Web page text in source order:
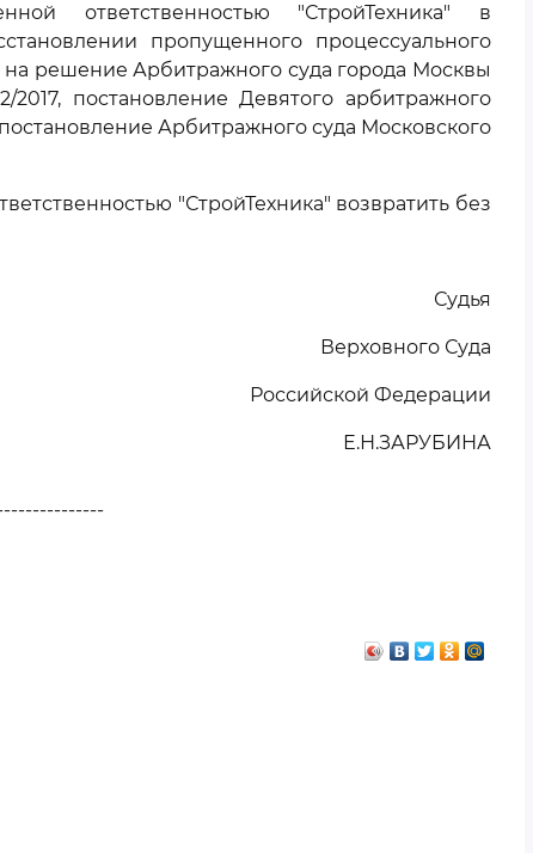
ответственностью "СтройТехника" в
пропущенного процессуального
решение Арбитражного суда города Москвы
постановление Девятого арбитражного
Арбитражного суда Московского
"СтройТехника" возвратить без
Судья
Верховного Суда
Российской Федерации
Е.Н.ЗАРУБИНА